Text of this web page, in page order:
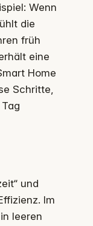
Wenn
die
früh
eine
Home
Schritte,
und
Im
leeren